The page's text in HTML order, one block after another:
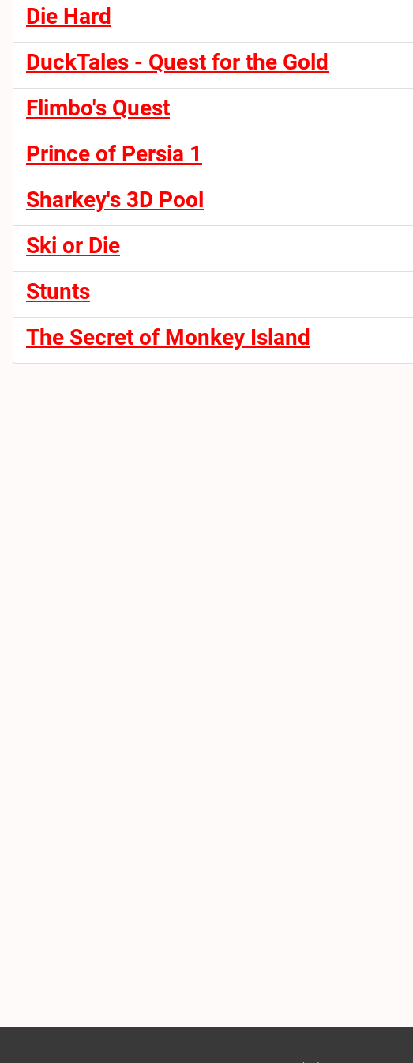
Die Hard
DuckTales - Quest for the Gold
Flimbo's Quest
Prince of Persia 1
Sharkey's 3D Pool
Ski or Die
Stunts
The Secret of Monkey Island